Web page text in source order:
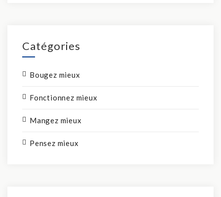
Catégories
Bougez mieux
Fonctionnez mieux
Mangez mieux
Pensez mieux